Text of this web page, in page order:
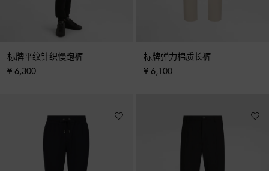
标牌平纹针织慢跑裤
¥ 6,300
标牌弹力棉质长裤
¥ 6,100